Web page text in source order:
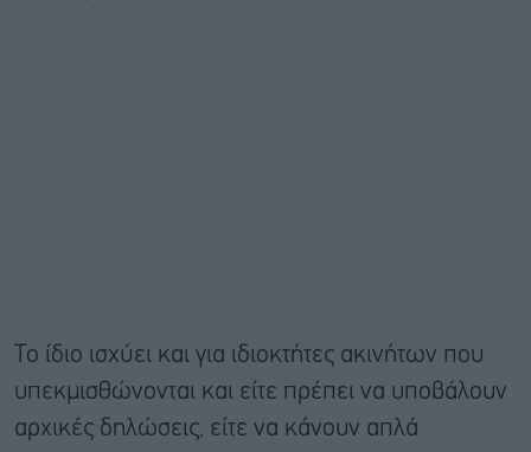
Το ίδιο ισχύει και για ιδιοκτήτες ακινήτων που
υπεκμισθώνονται και είτε πρέπει να υποβάλουν
αρχικές δηλώσεις, είτε να κάνουν απλά